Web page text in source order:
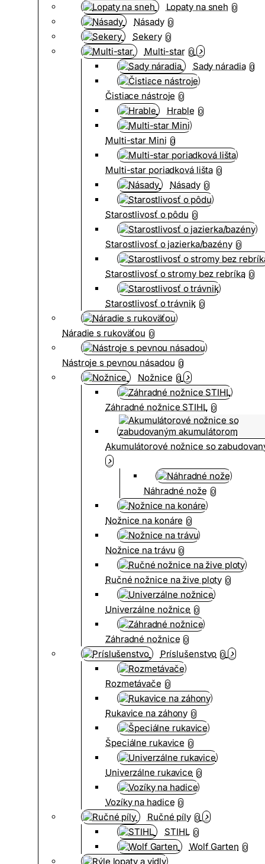
Lopaty na sneh 0
Násady 0
Sekery 0
Multi-star 0
Sady náradia 0
Čistiace nástroje 0
Hrable 0
Multi-star Mini 0
Multi-star poriadková lišta 0
Násady 0
Starostlivosť o pôdu 0
Starostlivosť o jazierka/bazény 0
Starostlivosť o stromy bez rebríka 0
Starostlivosť o trávnik 0
Náradie s rukoväťou 0
Nástroje s pevnou násadou 0
Nožnice 0
Záhradné nožnice STIHL 0
Akumulátorové nožnice so
Náhradné nože 0
Nožnice na konáre 0
Nožnice na trávu 0
Ručné nožnice na žive ploty 0
Univerzálne nožnice 0
Záhradné nožnice 0
Príslušenstvo 0
Rozmetávače 0
Rukavice na záhony 0
Špeciálne rukavice 0
Univerzálne rukavice 0
Vozíky na hadice 0
Ručné píly 0
STIHL 0
Wolf Garten 0